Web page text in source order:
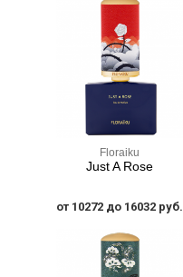
Floraiku
Just A Rose
от 10272 до 16032 руб.